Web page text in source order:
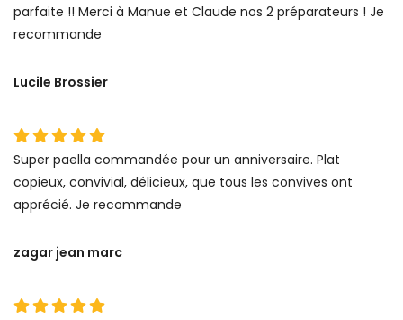
parfaite !! Merci à Manue et Claude nos 2 préparateurs ! Je
recommande
Lucile Brossier
Super paella commandée pour un anniversaire. Plat
copieux, convivial, délicieux, que tous les convives ont
apprécié. Je recommande
zagar jean marc